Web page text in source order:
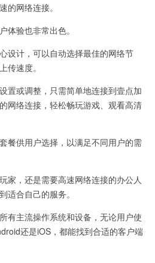
的网络连接。
验也非常出色。
计，可以自动选择最佳的网络节
传速度。
或调整，只需简单地连接到壹点加
网络连接，轻松畅玩游戏、观看高清
供用户选择，以满足不同用户的需
，还是需要高速网络连接的办公人
适合自己的服务。
主流操作系统和设备，无论用户使
还是iOS，都能找到合适的客户端